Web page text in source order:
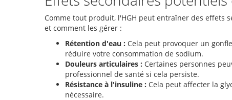
Comme tout produit, l'HGH peut entraîner des effets
et comment les gérer :
Rétention d'eau : Cela peut provoquer un
réduire votre consommation de sodium.
Douleurs articulaires : Certaines personnes
professionnel de santé si cela persiste.
Résistance à l'insuline : Cela peut affecter la
nécessaire.